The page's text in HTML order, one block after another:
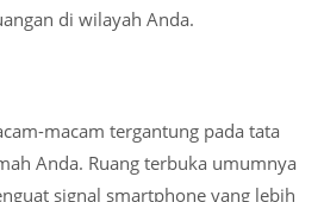
di wilayah Anda.
macam tergantung pada tata
Anda. Ruang terbuka umumnya
signal smartphone yang lebih